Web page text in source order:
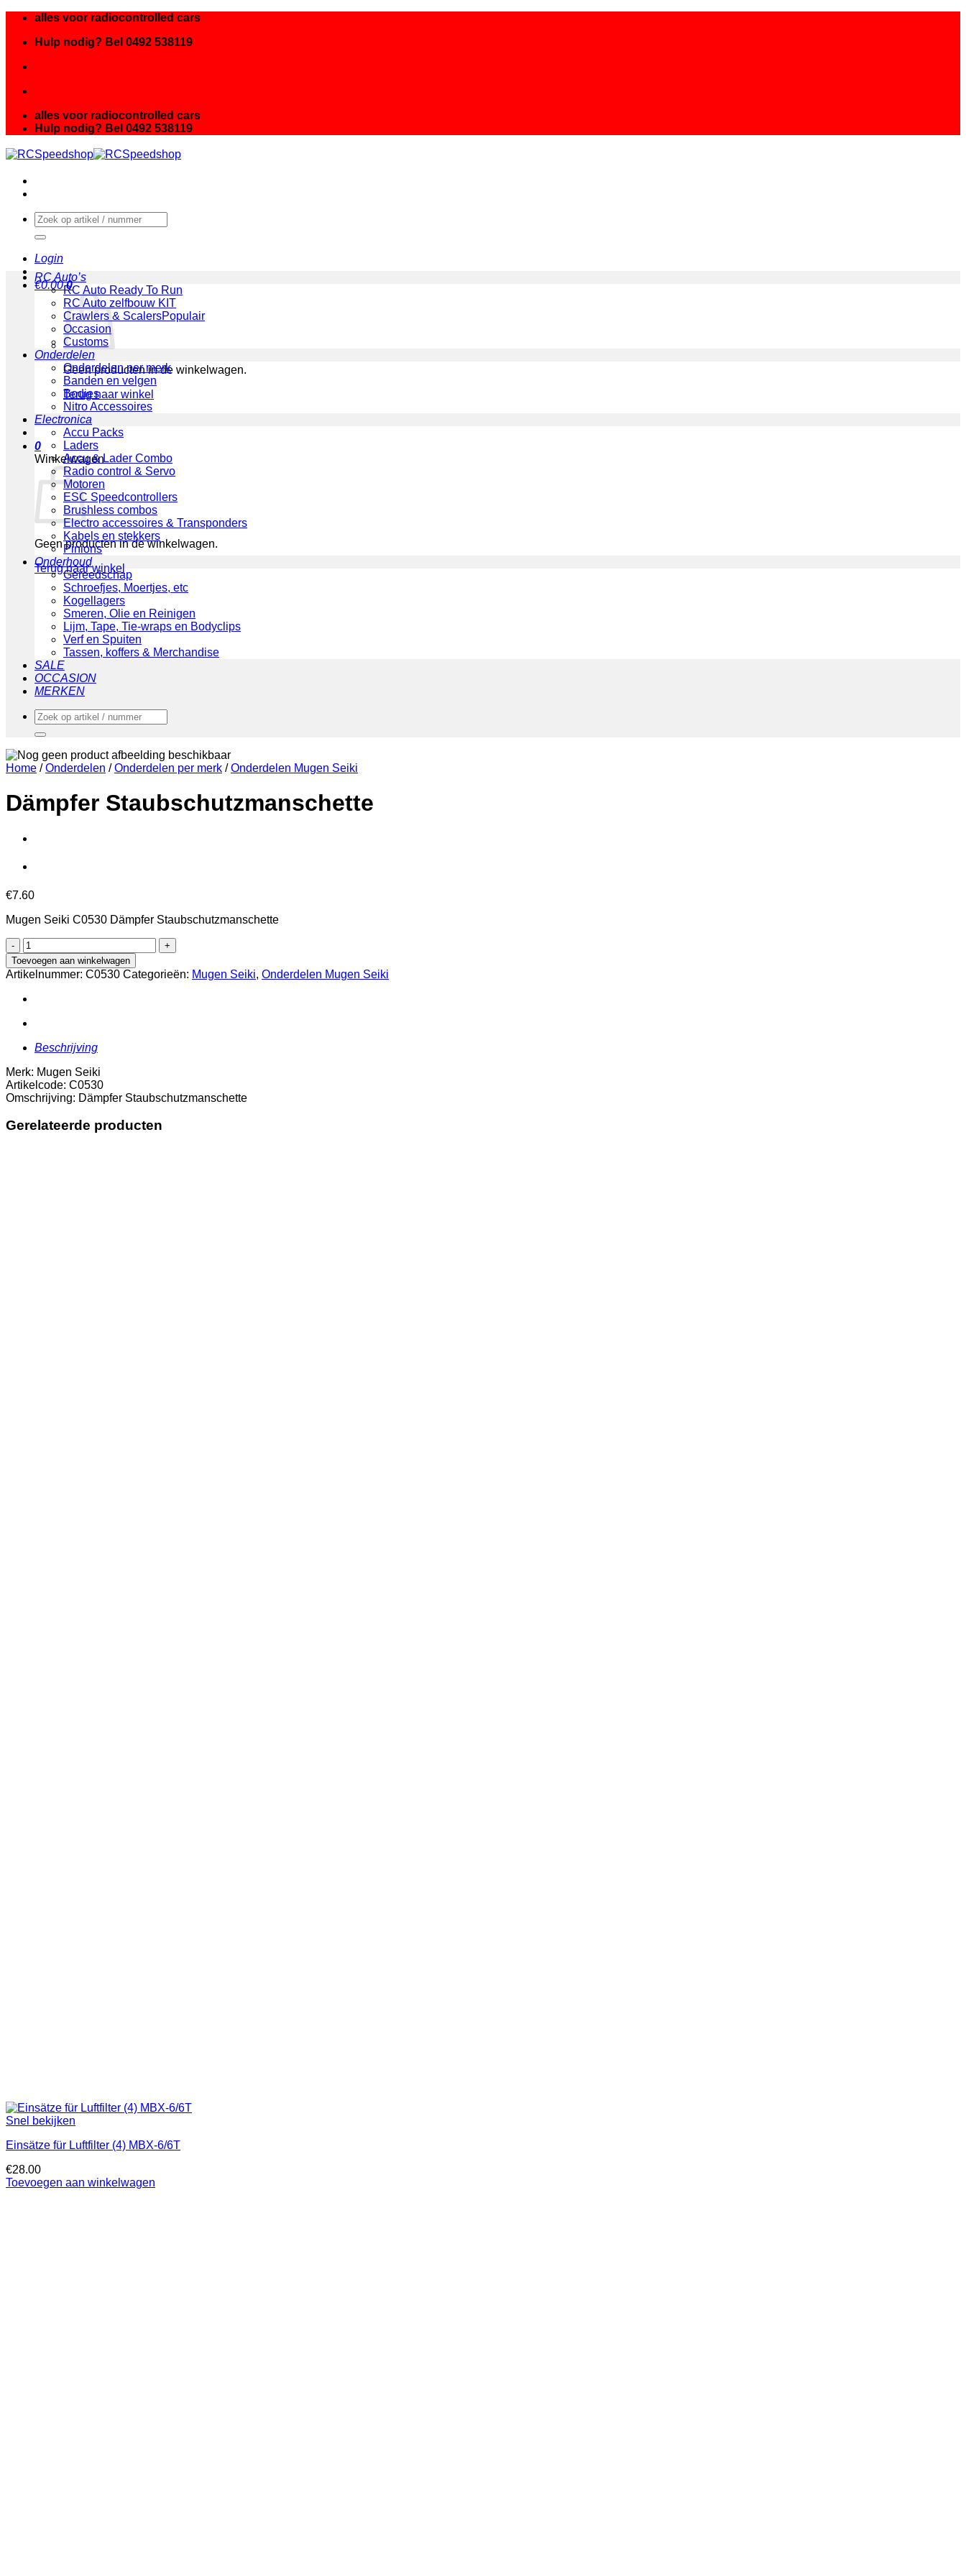
inhoud
alles voor radiocontrolled cars
Hulp nodig? Bel 0492 538119
alles voor radiocontrolled cars
Hulp nodig? Bel 0492 538119
Zoeken
naar:
Login
€0.00 0
Geen producten in de winkelwagen.
Terug naar winkel
0
Winkelwagen
Geen producten in de winkelwagen.
Terug naar winkel
RC Auto’s
RC Auto Ready To Run
RC Auto zelfbouw KIT
Crawlers & Scalers
Occasion
Customs
Onderdelen
Onderdelen per merk
Banden en velgen
Bodies
Nitro Accessoires
Electronica
Accu Packs
Laders
Accu & Lader Combo
Radio control & Servo
Motoren
ESC Speedcontrollers
Brushless combos
Electro accessoires & Transponders
Kabels en stekkers
Pinions
Onderhoud
Gereedschap
Schroefjes, Moertjes, etc
Kogellagers
Smeren, Olie en Reinigen
Lijm, Tape, Tie-wraps en Bodyclips
Verf en Spuiten
Tassen, koffers & Merchandise
SALE
OCCASION
MERKEN
Zoeken
naar:
Home / Onderdelen / Onderdelen per merk / Onderdelen Mugen Seiki
Dämpfer Staubschutzmanschette
€7.60
Mugen Seiki C0530 Dämpfer Staubschutzmanschette
Dämpfer
Staubschutzmanschette
aantal
Toevoegen aan winkelwagen
Artikelnummer: C0530 Categorieën: Mugen Seiki, Onderdelen Mugen Seiki
Beschrijving
Merk: Mugen Seiki
Artikelcode: C0530
Omschrijving: Dämpfer Staubschutzmanschette
Gerelateerde producten
Snel bekijken
Einsätze für Luftfilter (4) MBX-6/6T
€28.00
Toevoegen aan winkelwagen